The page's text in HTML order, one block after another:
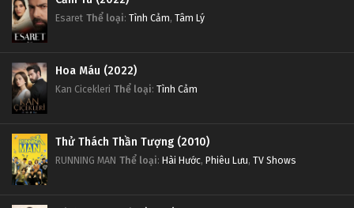
Esaret Thể loại: Tình Cảm, Tâm Lý
Hoa Máu (2022)
Kan Cicekleri Thể loại: Tình Cảm
Thử Thách Thần Tượng (2010)
RUNNING MAN Thể loại: Hài Hước, Phiêu Lưu, TV Shows